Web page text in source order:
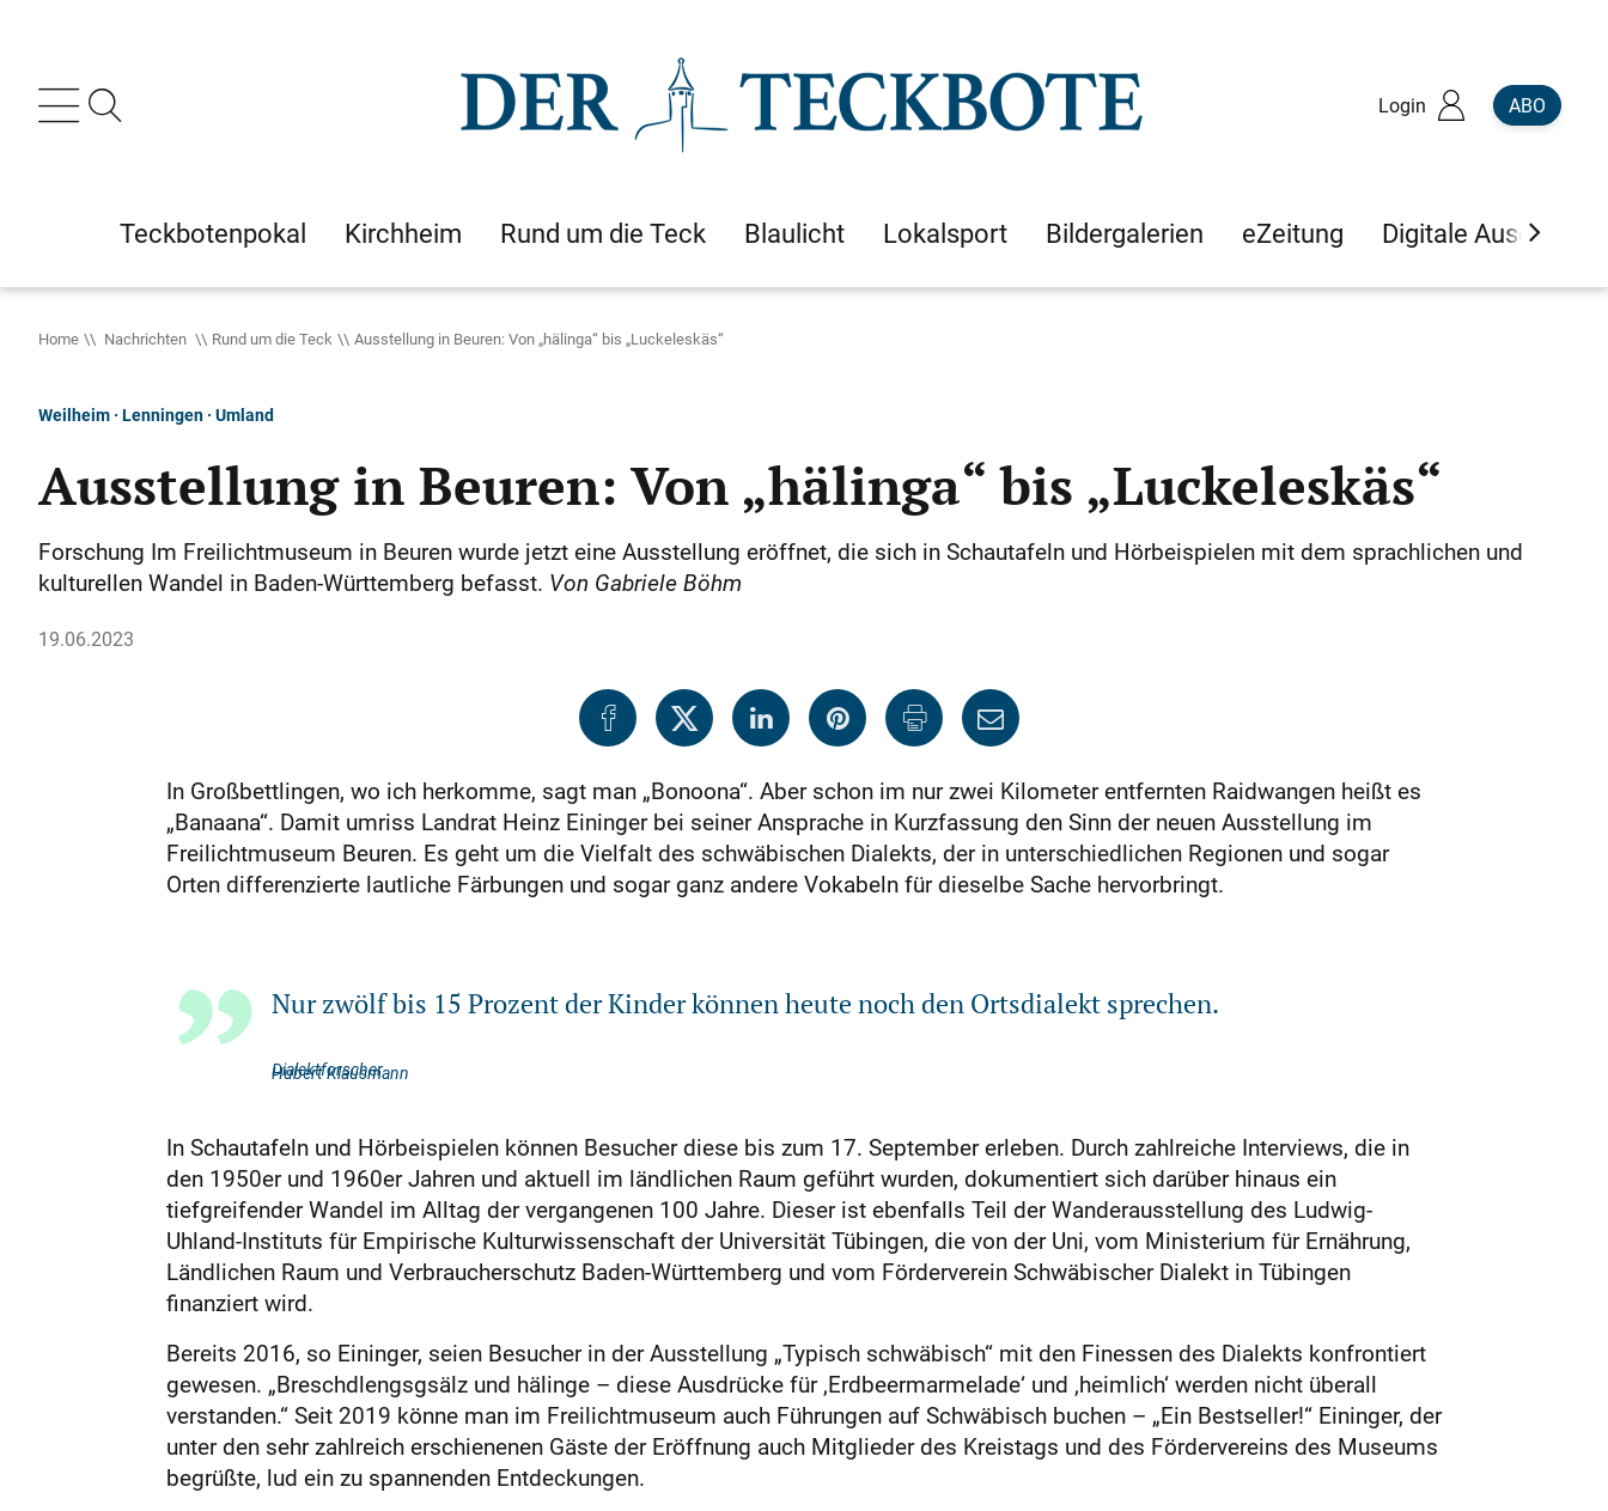
Login ABO
Teckbotenpokal Kirchheim Rund um die Teck Blaulicht Lokalsport Bildergalerien eZeitung Digitale Ausgaben
Home Nachrichten Rund um die Teck Ausstellung in Beuren: Von „hälinga“ bis „Luckeleskäs“
Weilheim · Lenningen · Umland
Ausstellung in Beuren: Von „hälinga“ bis „Luckeleskäs“
Forschung Im Freilichtmuseum in Beuren wurde jetzt eine Ausstellung eröffnet, die sich in Schautafeln und Hörbeispielen mit dem sprachlichen und
kulturellen Wandel in Baden-Württemberg befasst. Von Gabriele Böhm
19.06.2023
In Großbettlingen, wo ich herkomme, sagt man „Bonoona“. Aber schon im nur zwei Kilometer entfernten Raidwangen heißt es
„Banaana“. Damit umriss Landrat Heinz Eininger bei seiner Ansprache in Kurzfassung den Sinn der neuen Ausstellung im
Freilichtmuseum Beuren. Es geht um die Vielfalt des schwäbischen Dialekts, der in unterschiedlichen Regionen und sogar
Orten differenzierte lautliche Färbungen und sogar ganz andere Vokabeln für dieselbe Sache hervorbringt.
Nur zwölf bis 15 Prozent der Kinder können heute noch den Ortsdialekt sprechen.
Hubert Klausmann
Dialektforscher
In Schautafeln und Hörbeispielen können Besucher diese bis zum 17. September erleben. Durch zahlreiche Interviews, die in
den 1950er und 1960er Jahren und aktuell im ländlichen Raum geführt wurden, dokumentiert sich darüber hinaus ein
tiefgreifender Wandel im Alltag der vergangenen 100 Jahre. Dieser ist ebenfalls Teil der Wanderausstellung des Ludwig-
Uhland-Instituts für Empirische Kulturwissenschaft der Universität Tübingen, die von der Uni, vom Ministerium für Ernährung,
Ländlichen Raum und Verbraucherschutz Baden-Württemberg und vom Förderverein Schwäbischer Dialekt in Tübingen
finanziert wird.
Bereits 2016, so Eininger, seien Besucher in der Ausstellung „Typisch schwäbisch“ mit den Finessen des Dialekts konfrontiert
gewesen. „Breschdlengsgsälz und hälinge – diese Ausdrücke für ‚Erdbeermarmelade‘ und ‚heimlich‘ werden nicht überall
verstanden.“ Seit 2019 könne man im Freilichtmuseum auch Führungen auf Schwäbisch buchen – „Ein Bestseller!“ Eininger, der
unter den sehr zahlreich erschienenen Gäste der Eröffnung auch Mitglieder des Kreistags und des Fördervereins des Museums
begrüßte, lud ein zu spannenden Entdeckungen.